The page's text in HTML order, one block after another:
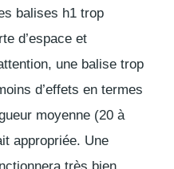
balises h1 trop
d’espace et
une balise trop
d’effets en termes
moyenne (20 à
appropriée. Une